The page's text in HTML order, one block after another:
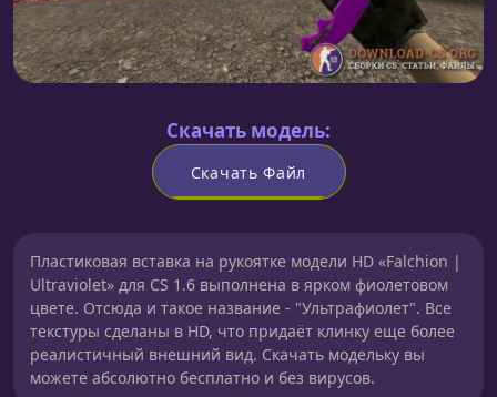
Скачать модель:
Скачать Файл
Пластиковая вставка на рукоятке модели HD «Falchion |
Ultraviolet» для CS 1.6 выполнена в ярком фиолетовом
цвете. Отсюда и такое название - "Ультрафиолет". Все
текстуры сделаны в HD, что придаёт клинку еще более
реалистичный внешний вид. Скачать модельку вы
можете абсолютно бесплатно и без вирусов.